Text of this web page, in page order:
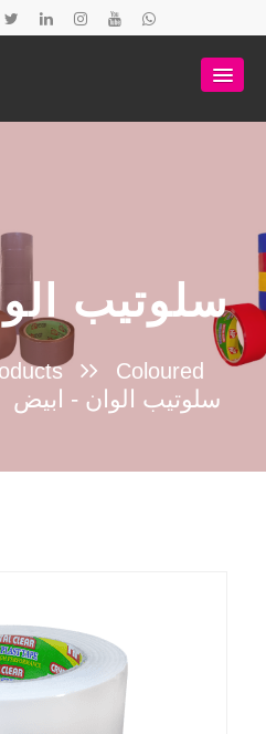
سلوتيب
Coloured
سلوتيب الوان - ابيض